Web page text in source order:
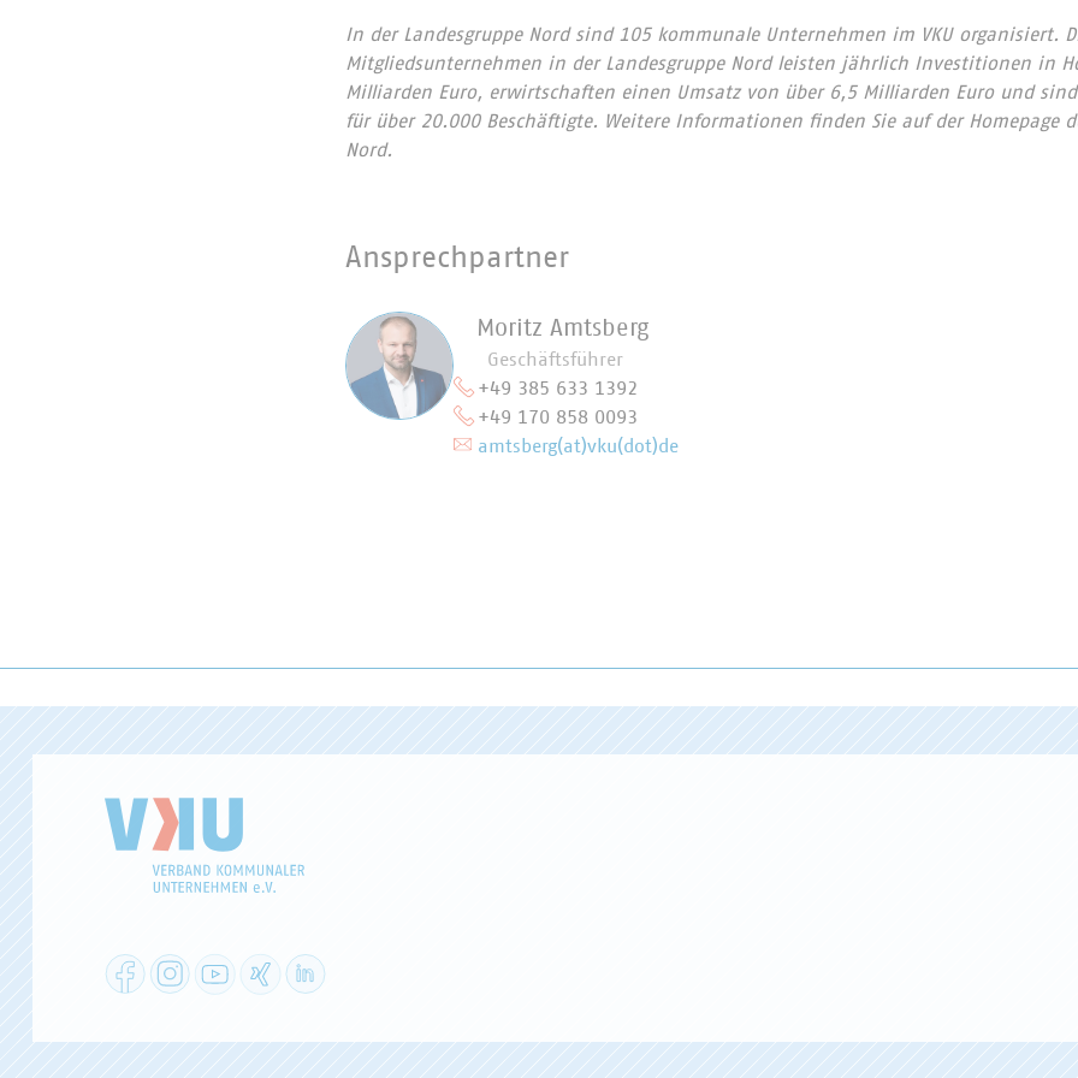
In der Landesgruppe Nord sind 105 kommunale Unternehmen im VKU organisiert.
Mitgliedsunternehmen in der Landesgruppe Nord leisten jährlich Investitionen in
Milliarden Euro, erwirtschaften einen Umsatz von über 6,5 Milliarden Euro und
für über 20.000 Beschäftigte. Weitere Informationen finden Sie auf der Homepage
Nord.
Ansprechpartner
Moritz Amtsberg
Geschäftsführer
+49 385 633 1392
+49 170 858 0093
amtsberg(at)vku(dot)de
FacebookInstagramYouTube XING